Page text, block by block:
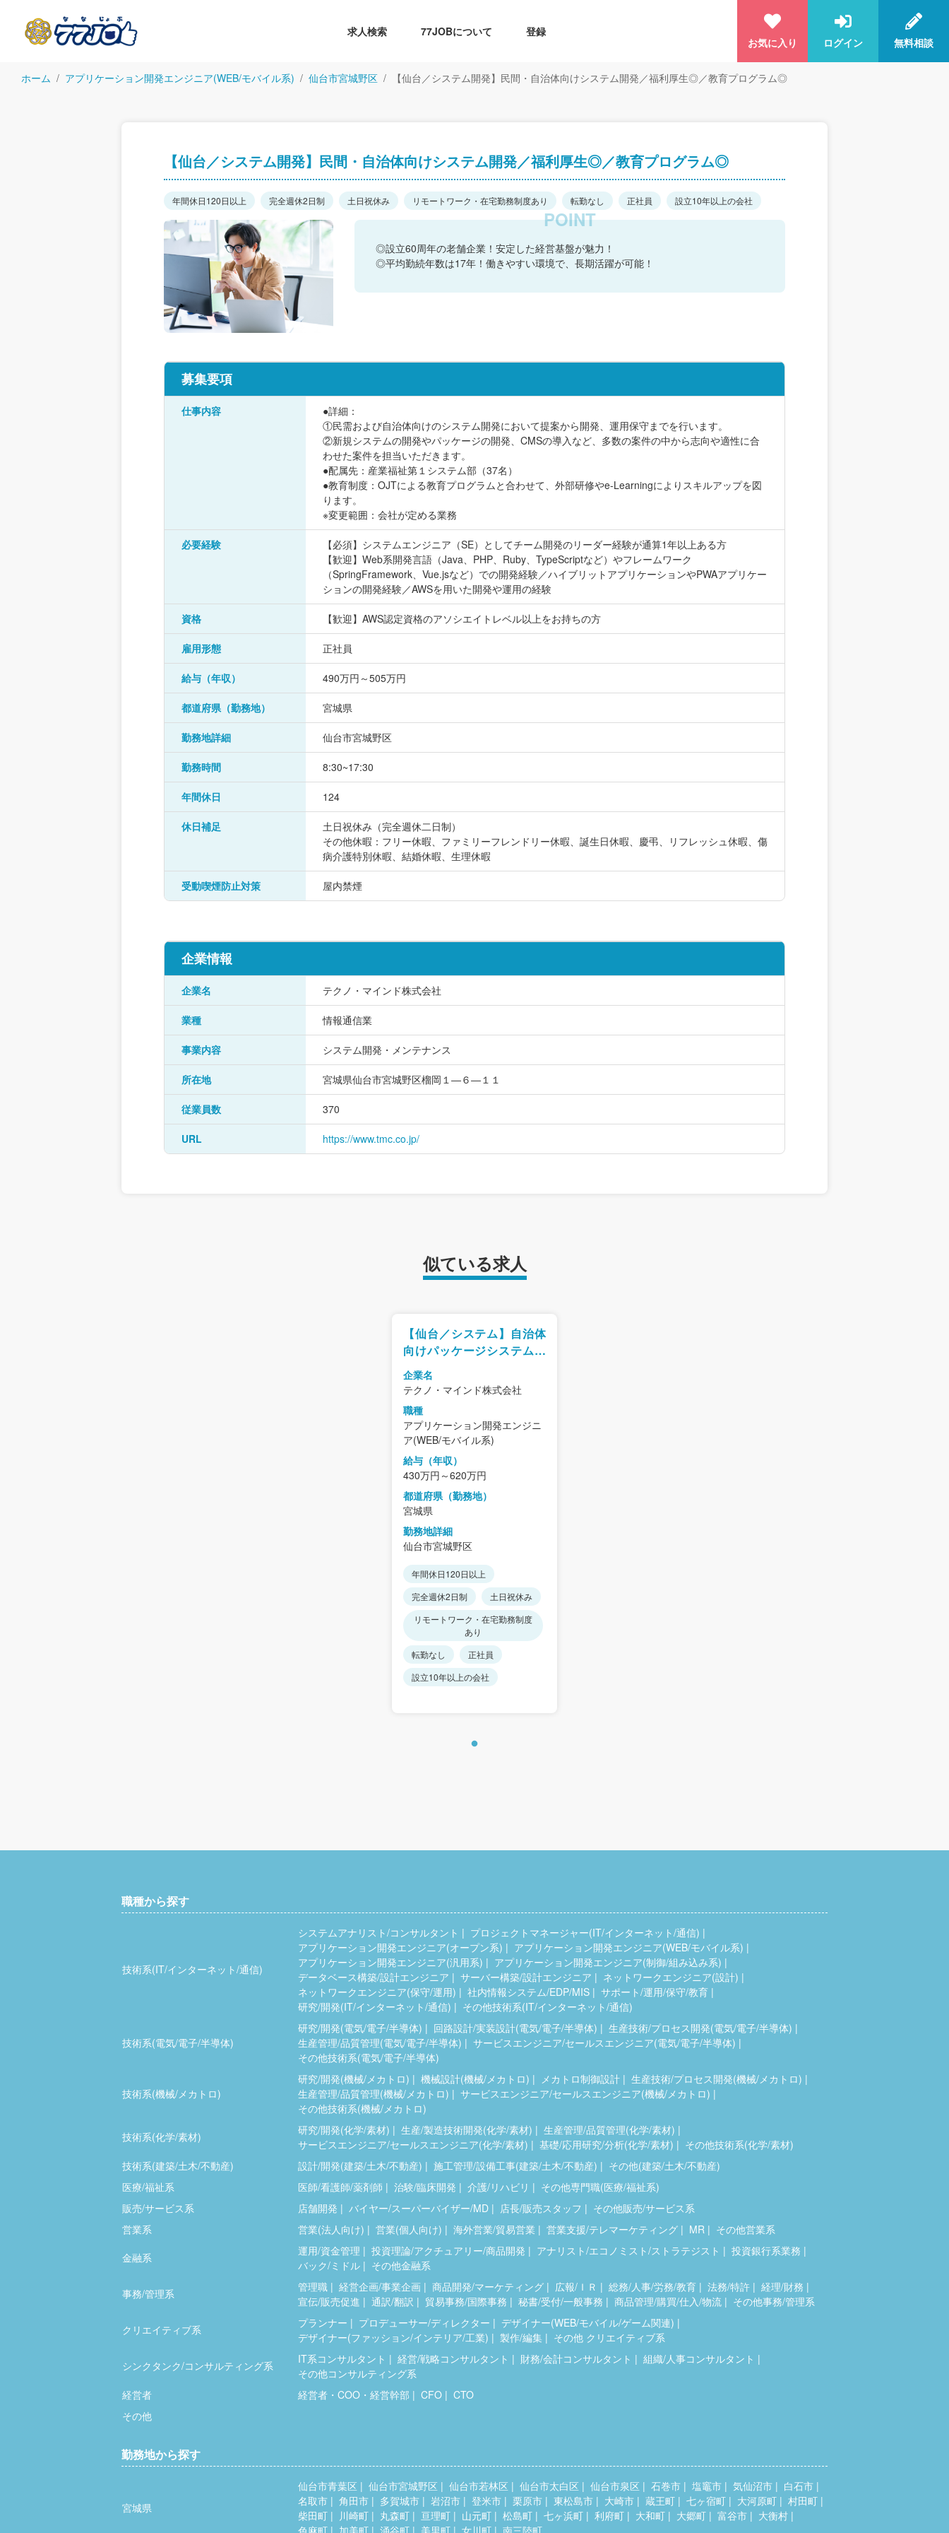
求人検索 77JOBについて
登録
お気に入り
ログイン 無料相談
ホーム アプリケーション開発エンジニア(WEB/モバイル系) 仙台市宮城野区 【仙台／システム開発】民間・自治体向けシステム開発／福利厚生◎／教育プログラム◎
【仙台／システム開発】民間・自治体向けシステム開発／福利厚生◎／教育プログラム◎
年間休日120日以上 完全週休2日制 土日祝休み リモートワーク・在宅勤務制度あり 転勤なし 正社員 設立10年以上の会社
◎設立60周年の老舗企業！安定した経営基盤が魅力！
◎平均勤続年数は17年！働きやすい環境で、長期活躍が可能！
募集要項
仕事内容
●詳細：
①民需および自治体向けのシステム開発において提案から開発、運用保守までを行います。
②新規システムの開発やパッケージの開発、CMSの導入など、多数の案件の中から志向や適性に合
わせた案件を担当いただきます。
●配属先：産業福祉第１システム部（37名）
●教育制度：OJTによる教育プログラムと合わせて、外部研修やe-Learningによりスキルアップを図
ります。
※変更範囲：会社が定める業務
必要経験
【必須】システムエンジニア（SE）としてチーム開発のリーダー経験が通算1年以上ある方
【歓迎】Web系開発言語（Java、PHP、Ruby、TypeScriptなど）やフレームワーク
（SpringFramework、Vue.jsなど）での開発経験／ハイブリットアプリケーションやPWAアプリケー
ションの開発経験／AWSを用いた開発や運用の経験
資格 【歓迎】AWS認定資格のアソシエイトレベル以上をお持ちの方
雇用形態 正社員
給与（年収） 490万円～505万円
都道府県（勤務地） 宮城県
勤務地詳細 仙台市宮城野区
勤務時間 8:30~17:30
年間休日 124
休日補足
土日祝休み（完全週休二日制）
その他休暇：フリー休暇、ファミリーフレンドリー休暇、誕生日休暇、慶弔、リフレッシュ休暇、傷
病介護特別休暇、結婚休暇、生理休暇
受動喫煙防止対策 屋内禁煙
企業情報
企業名 テクノ・マインド株式会社
業種 情報通信業
事業内容 システム開発・メンテナンス
所在地 宮城県仙台市宮城野区榴岡１―６―１１
従業員数 370
URL https://www.tmc.co.jp/
似ている求人
【仙台／システム】自治体
向けパッケージシステム開
発／福利厚生◎／教育プロ
グラム◎
企業名
テクノ・マインド株式会社
職種
アプリケーション開発エンジニ
ア(WEB/モバイル系)
給与（年収）
430万円～620万円
都道府県（勤務地）
宮城県
勤務地詳細
仙台市宮城野区
年間休日120日以上
完全週休2日制
土日祝休み
リモートワーク・在宅勤務制度
あり
転勤なし
正社員
設立10年以上の会社
職種から探す
技術系(IT/インターネット/通信)
システムアナリスト/コンサルタント
プロジェクトマネージャー(IT/インターネット/通信)
アプリケーション開発エンジニア(オープン系)
アプリケーション開発エンジニア(WEB/モバイル系)
アプリケーション開発エンジニア(汎用系)
アプリケーション開発エンジニア(制御/組み込み系)
データベース構築/設計エンジニア
サーバー構築/設計エンジニア
ネットワークエンジニア(設計)
ネットワークエンジニア(保守/運用)
社内情報システム/EDP/MIS
サポート/運用/保守/教育
研究/開発(IT/インターネット/通信)
その他技術系(IT/インターネット/通信)
技術系(電気/電子/半導体)
研究/開発(電気/電子/半導体) 回路設計/実装設計(電気/電子/半導体)
生産技術/プロセス開発(電気/電子/半導体)
生産管理/品質管理(電気/電子/半導体)
サービスエンジニア/セールスエンジニア(電気/電子/半導体)
その他技術系(電気/電子/半導体)
技術系(機械/メカトロ)
研究/開発(機械/メカトロ) 機械設計(機械/メカトロ) メカトロ制御設計
生産技術/プロセス開発(機械/メカトロ)
生産管理/品質管理(機械/メカトロ)
サービスエンジニア/セールスエンジニア(機械/メカトロ)
その他技術系(機械/メカトロ)
技術系(化学/素材)
研究/開発(化学/素材) 生産/製造技術開発(化学/素材)
生産管理/品質管理(化学/素材)
サービスエンジニア/セールスエンジニア(化学/素材)
基礎/応用研究/分析(化学/素材)
その他技術系(化学/素材)
技術系(建築/土木/不動産)
設計/開発(建築/土木/不動産) 施工管理/設備工事(建築/土木/不動産)
その他(建築/土木/不動産)
医療/福祉系
医師/看護師/薬剤師 治験/臨床開発 介護/リハビリ
その他専門職(医療/福祉系)
販売/サービス系
店舗開発 バイヤー/スーパーバイザー/MD 店長/販売スタッフ
その他販売/サービス系
営業系
営業(法人向け) 営業(個人向け) 海外営業/貿易営業 営業支援/テレマーケティング MR
その他営業系
金融系
運用/資金管理 投資理論/アクチュアリー/商品開発 アナリスト/エコノミスト/ストラテジスト
投資銀行系業務
バック/ミドル
その他金融系
事務/管理系
管理職 経営企画/事業企画 商品開発/マーケティング 広報/ＩＲ 総務/人事/労務/教育 法務/特許
経理/財務
宣伝/販売促進
通訳/翻訳 貿易事務/国際事務 秘書/受付/一般事務 商品管理/購買/仕入/物流
その他事務/管理系
クリエイティブ系
プランナー プロデューサー/ディレクター
デザイナー(WEB/モバイル/ゲーム関連)
デザイナー(ファッション/インテリア/工業)
製作/編集
その他 クリエイティブ系
シンクタンク/コンサルティング系
IT系コンサルタント 経営/戦略コンサルタント 財務/会計コンサルタント
組織/人事コンサルタント
その他コンサルティング系
経営者
経営者・COO・経営幹部 CFO
CTO
その他
勤務地から探す
宮城県
仙台市青葉区 仙台市宮城野区 仙台市若林区 仙台市太白区 仙台市泉区 石巻市 塩竈市 気仙沼市
白石市
名取市
角田市 多賀城市 岩沼市 登米市 栗原市 東松島市 大崎市 蔵王町 七ヶ宿町 大河原町
村田町
柴田町
川崎町 丸森町 亘理町 山元町 松島町 七ヶ浜町 利府町 大和町 大郷町 富谷市
大衡村
色麻町
加美町 涌谷町 美里町 女川町 南三陸町